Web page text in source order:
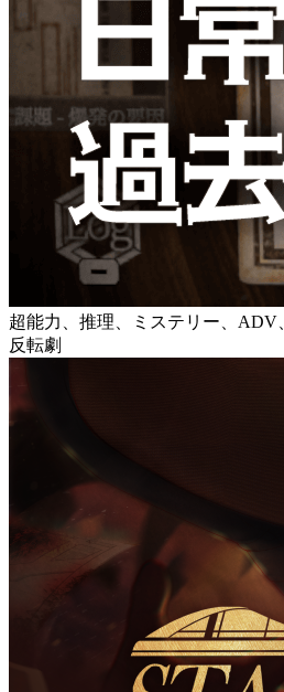
超能力、推理、ミステリー、ADV
反転劇